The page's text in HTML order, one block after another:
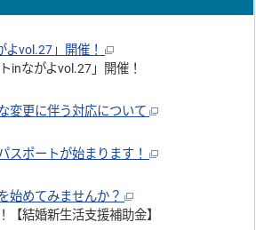
よvol.27」開催！
inながよvol.27」開催！
変更に伴う対応について
スポートが始まります！
始めてみませんか？
【結婚新生活支援補助金】